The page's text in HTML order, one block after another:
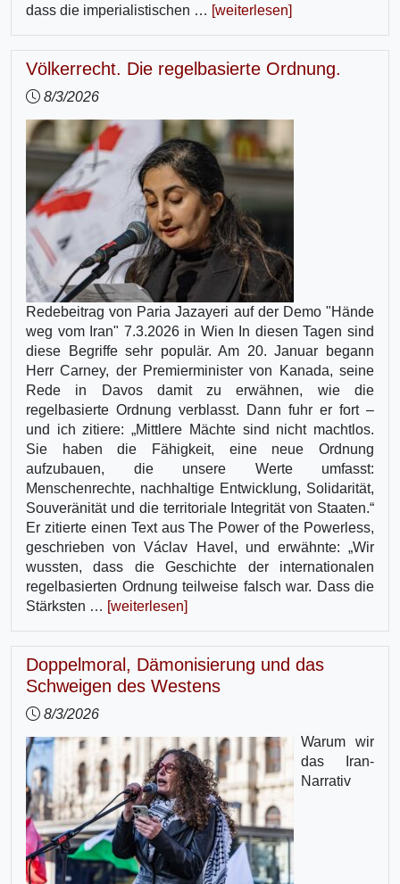
dass die imperialistischen … [weiterlesen]
Völkerrecht. Die regelbasierte Ordnung.
8/3/2026
Redebeitrag von Paria Jazayeri auf der Demo "Hände
weg vom Iran" 7.3.2026 in Wien In diesen Tagen sind
diese Begriffe sehr populär. Am 20. Januar begann
Herr Carney, der Premierminister von Kanada, seine
Rede in Davos damit zu erwähnen, wie die
regelbasierte Ordnung verblasst. Dann fuhr er fort –
und ich zitiere: „Mittlere Mächte sind nicht machtlos.
Sie haben die Fähigkeit, eine neue Ordnung
aufzubauen, die unsere Werte umfasst:
Menschenrechte, nachhaltige Entwicklung, Solidarität,
Souveränität und die territoriale Integrität von Staaten.“
Er zitierte einen Text aus The Power of the Powerless,
geschrieben von Václav Havel, und erwähnte: „Wir
wussten, dass die Geschichte der internationalen
regelbasierten Ordnung teilweise falsch war. Dass die
Stärksten … [weiterlesen]
Doppelmoral, Dämonisierung und das
Schweigen des Westens
8/3/2026
Warum wir
das Iran-
Narrativ